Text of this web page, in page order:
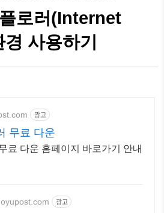
로러(Internet
사용하기
광고
무료 다운
료 다운 홈페이지 바로가기 안내
광고